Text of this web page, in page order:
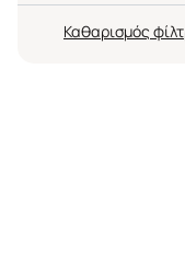
Καθαρισμός